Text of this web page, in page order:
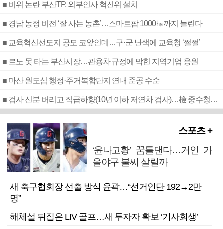
■ 비위 논란 부산TP, 외부인사 혁신위 설치
■ 경남 농정 비전 ‘잘 사는 농촌’…스마트팜 1000㏊까지 늘린다
■ 교육혁신선도지 공모 코앞인데…구·군 난색에 교육청 ‘쩔쩔’
■ 르노 못 타는 부산시장…관용차 규정에 막힌 지역기업 응원
■ 마산 원도심 행정·주거복합단지 연내 준공 수순
■ 검사 신분 버리고 직급하향(10년 이하 저연차 검사)…檢 중수청행 기피
스포츠 +
‘윤나고황’ 꿈틀댄다…거인 가
을야구 불씨 살릴까
새 축구협회장 선출 방식 윤곽…“선거인단 192→2만
명”
해체설 뒤집은 LIV 골프…새 투자자 확보 ‘기사회생’